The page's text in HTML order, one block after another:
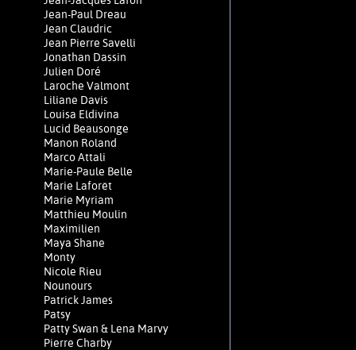
Jean-Paul Dreau
Jean Claudric
Jean Pierre Savelli
Jonathan Dassin
Julien Doré
Laroche Valmont
Liliane Davis
Louisa Eldivina
Lucid Beausonge
Manon Roland
Marco Attali
Marie-Paule Belle
Marie Laforêt
Marie Myriam
Matthieu Moulin
Maximilien
Maya Shane
Monty
Nicole Rieu
Nounours
Patrick James
Patsy
Patty Swan & Lena Marvy
Pierre Charby